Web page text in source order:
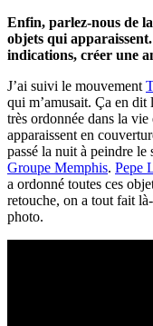
Enfin, parlez-nous de
objets qui
indications, créer une
J’ai suivi le mouvement
qui m’amusait. Ça en dit
très ordonnée dans la
apparaissent en
passé la nuit à peindre
Groupe Memphis. Pepe
a ordonné toutes ces
retouche, on a tout fait là-
photo.